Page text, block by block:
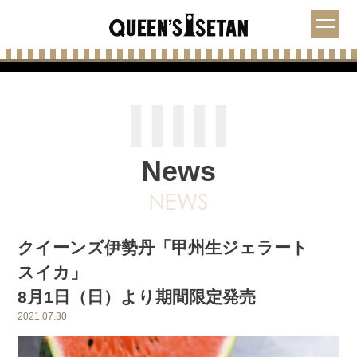
News
クイーンズ伊勢丹「甲州生ジェラート
スイカ」
8月1日（日）より期間限定発売
2021.07.30